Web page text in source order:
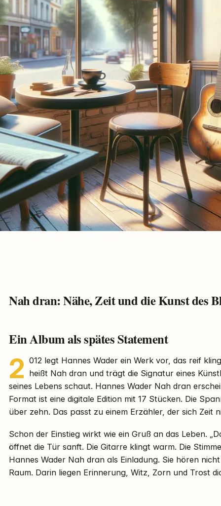
Nah dran: Nähe, Zeit und die Kunst des
Ein Album als spätes Statement
2 012 legt Hannes Wader ein Werk vor, das reif
heißt Nah dran und trägt die Signatur eines
seines Lebens schaut. Hannes Wader Nah dran
Format ist eine digitale Edition mit 17 Stücken. Die
über zehn. Das passt zu einem Erzähler, der sich Zeit
Schon der Einstieg wirkt wie ein Gruß an das Leben.
öffnet die Tür sanft. Die Gitarre klingt warm. Die
Hannes Wader Nah dran als Einladung. Sie hören
Raum. Darin liegen Erinnerung, Witz, Zorn und Trost